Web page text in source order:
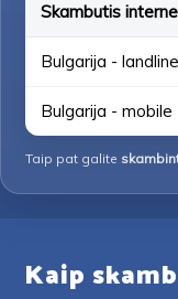
Skambutis
Bulgarija - landline
Bulgarija - mobile
Taip pat galite
Kaip